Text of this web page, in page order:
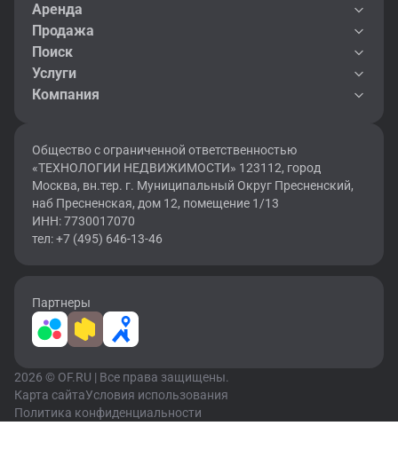
Аренда
Продажа
Поиск
Услуги
Компания
Общество с ограниченной ответственностью
«ТЕХНОЛОГИИ НЕДВИЖИМОСТИ» 123112, город
Москва, вн.тер. г. Муниципальный Округ Пресненский,
наб Пресненская, дом 12, помещение 1/13
ИНН: 7730017070
тел: +7 (495) 646-13-46
Партнеры
2026 © OF.RU | Все права защищены.
Карта сайтаУсловия использования
Политика конфиденциальности